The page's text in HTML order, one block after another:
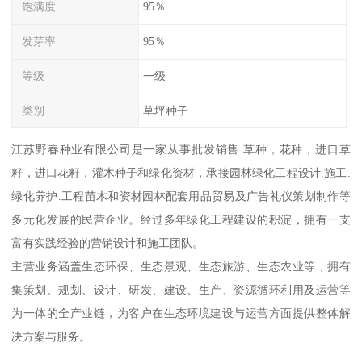
饱满度 95％
发芽率 95％
等级 一级
类别 草坪种子
江苏野春种业有限公司是一家从事批发销售:草种，花种，进口草
籽，进口花籽，灌木种子和绿化资材，承接园林绿化工程设计.施工.
绿化养护.工程苗木和资材园林配套用品贸易及广告礼仪策划制作等
多元化发展的民营企业。经过多年绿化工程建设的积淀，拥有一支
富有实践经验的营销设计和施工团队。
主营业务涵盖生态环保、生态景观、生态旅游、生态农业等，拥有
集策划、规划、设计、研发、建设、生产、资源循环利用及运营等
为一体的全产业链，为客户在生态环境建设与运营方面提供整体解
决方案与服务。